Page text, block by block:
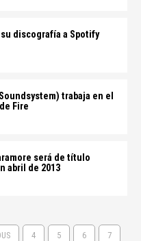
discografía a Spotify
trabaja en el
Fire
será de título
abril de 2013
4 5 6 7